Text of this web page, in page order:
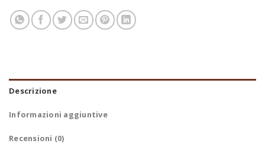
Descrizione
Informazioni aggiuntive
Recensioni (0)